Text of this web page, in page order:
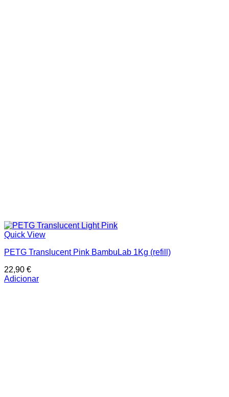
Quick View
PETG Translucent Pink BambuLab 1Kg (refill)
22,90 €
Adicionar